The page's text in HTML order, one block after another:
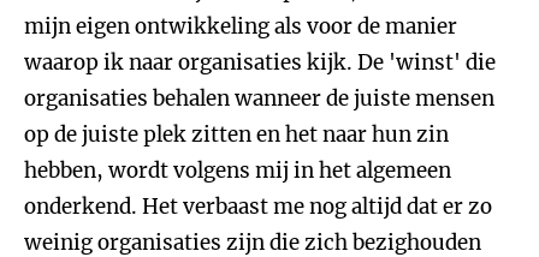
mijn eigen ontwikkeling als voor de manier
waarop ik naar organisaties kijk. De 'winst' die
organisaties behalen wanneer de juiste mensen
op de juiste plek zitten en het naar hun zin
hebben, wordt volgens mij in het algemeen
onderkend. Het verbaast me nog altijd dat er zo
weinig organisaties zijn die zich bezighouden